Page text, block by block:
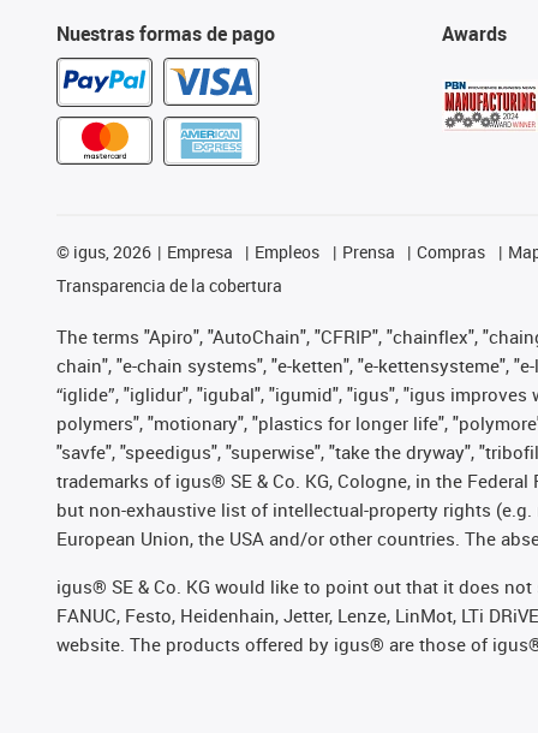
Nuestras formas de pago Awards
© igus, 2026 Empresa Empleos Prensa Compras
Transparencia de la cobertura
The terms "Apiro", "AutoChain", "CFRIP", "chainflex",
chain", "e-chain systems", "e-ketten", "e-kettensysteme",
“iglide”, "iglidur", "igubal", "igumid", "igus", "igus
polymers", "motionary", "plastics for longer life",
"savfe", "speedigus", "superwise", "take the dryway",
trademarks of igus® SE & Co. KG, Cologne, in the
but non-exhaustive list of intellectual-property rights
European Union, the USA and/or other countries. The
igus® SE & Co. KG would like to point out that it does not
FANUC, Festo, Heidenhain, Jetter, Lenze, LinMot, LTi
website. The products offered by igus® are those of igus®